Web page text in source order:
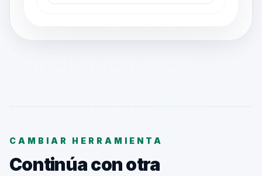
CAMBIAR HERRAMIENTA
Continúa con otra